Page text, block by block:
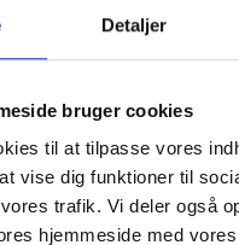
Detaljer
bruger cookies
til at tilpasse vores
vise dig funktioner til
trafik. Vi deler også
hjemmeside med
produktion
lokalt i Hornsyld i
bevarer vi lokale
transportveje og har hånd i
produktionen foregår, som vi